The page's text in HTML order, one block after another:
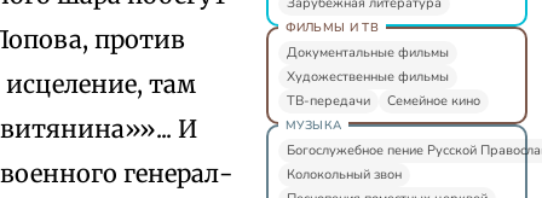
против
там
И
генерал-
ФИЛЬМЫ И ТВ
Документальные фильмы
Художественные фильмы
ТВ-передачи
Семейное кино
МУЗЫКА
Богослужебное пение Русской
Колокольный звон